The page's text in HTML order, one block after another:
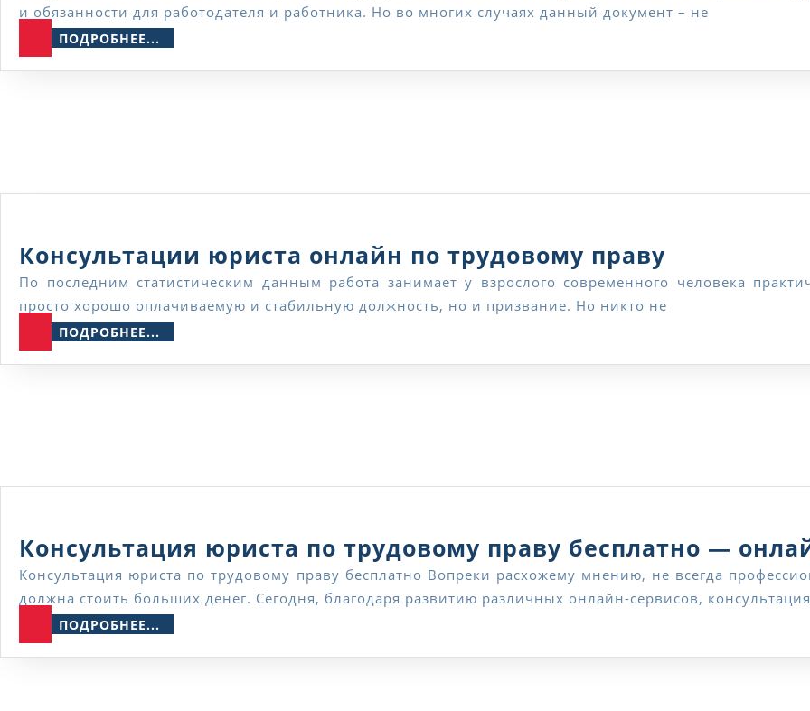
договора
трудовым
и обязанности для работодателя и работника. Но во многих случаях данный документ – не
ПОДРОБНЕЕ...
Консультации юриста онлайн по трудовому праву
юриста
онлайн
По последним статистическим данным работа занимает у взрослого современного человека практически 80% времени. Мало кому удается найти не
просто хорошо оплачиваемую и стабильную должность, но и призвание. Но никто не
ПОДРОБНЕЕ...
Консультация юриста по трудовому праву бесплатно —
Консультация юриста по трудовому праву бесплатно Вопреки расхожему мнению, не всегда профессиональная консультация юриста по трудовому праву
должна стоить больших денег. Сегодня, благодаря развитию различных онлайн-сервисов,
ПОДРОБНЕЕ...